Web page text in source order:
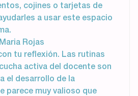
cojines o tarjetas de
a usar este espacio
Rojas
tu reflexión. Las rutinas
activa del docente son
el desarrollo de la
parece muy valioso que